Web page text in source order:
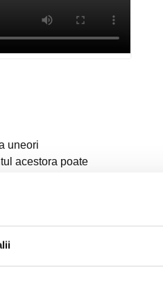
uneori
acestora poate
altor persoane
empatizați cu
De asemenea,
relațiile de la